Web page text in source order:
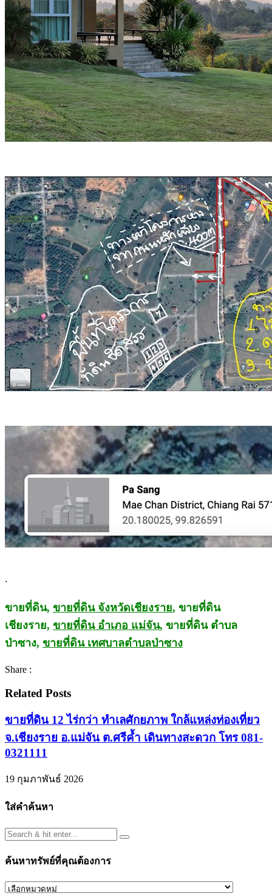
.
ขายที่ดิน, ขายที่ดิน จังหวัดเชียงราย, ขายที่ดิน
เชียงราย, ขายที่ดิน อำเภอ แม่จัน, ขายที่ดิน ตำบล
ป่าซาง, ขายที่ดิน เทศบาลตำบลป่าซาง
Share :
Related Posts
ขายที่ดิน 12 ไร่กว่า ทำเลศักยภาพ ใกล้แหล่งท่องเที่ยว
จ.เชียงราย อ.แม่จัน ต.ศรีค้ำ เดินทางสะดวก โทร 081-
0321111
19 กุมภาพันธ์ 2026
ใส่คำค้นหา
ค้นหาทรัพย์ที่คุณต้องการ
ค้นหา